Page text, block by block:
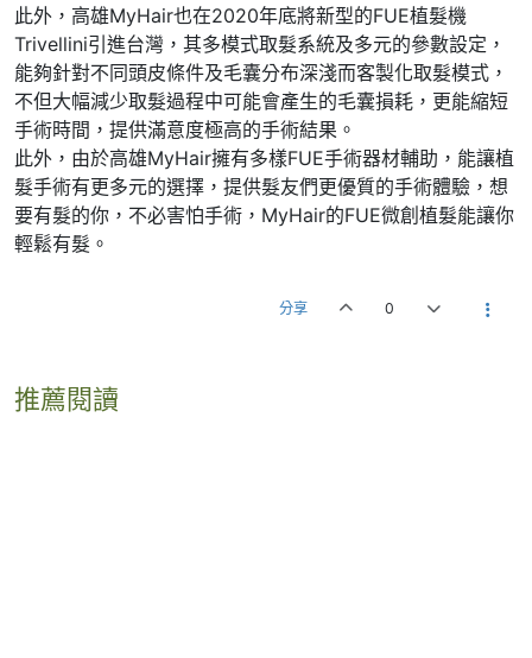
此外，高雄MyHair也在2020年底將新型的FUE植髮機
Trivellini引進台灣，其多模式取髮系統及多元的參數設定，
能夠針對不同頭皮條件及毛囊分布深淺而客製化取髮模式，
不但大幅減少取髮過程中可能會產生的毛囊損耗，更能縮短
手術時間，提供滿意度極高的手術結果。
此外，由於高雄MyHair擁有多樣FUE手術器材輔助，能讓植
髮手術有更多元的選擇，提供髮友們更優質的手術體驗，想
要有髮的你，不必害怕手術，MyHair的FUE微創植髮能讓你
輕鬆有髮。
分享 0
推薦閱讀